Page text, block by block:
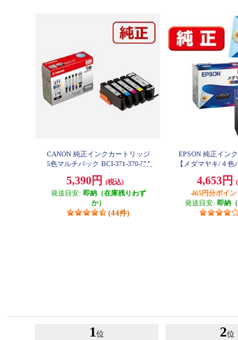
CANON 純正インクカートリッジ
5色マルチパック BCI-371-370-5M
5,390円
(税込)
発送目安: 即納（在庫残りわず
か）
(44件)
EPSON 純正イン
【メダマヤキ/４色
4,653円
465円分ポイ
発送目安: 即納
1 位 2位